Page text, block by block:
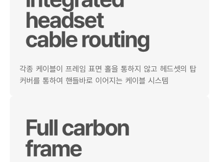
각종 케이블이 프레임 표면 홀을 통하지 않고 헤드셋의 탑
커버를 통하여 핸들바로 이어지는 케이블 시스템